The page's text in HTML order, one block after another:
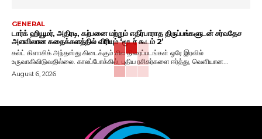
GENERAL
டார்க் ஹியூமர், அதிரடி, கற்பனை மற்றும் எதிர்பாராத திருப்பங்களுடன் சர்வதேச
அளவிலான கதைக்களத்தில் விரியும் ‘மூடர் கூடம் 2’
கல்ட் கிளாசிக் அந்தஸ்து கிடைக்கும் சில திரைப்படங்கள் ஒரே இரவில்
உருவாகிவிடுவதில்லை. காலப்போக்கில், புதிய ரசிகர்களை ஈர்த்து, வெளியான...
August 6, 2026